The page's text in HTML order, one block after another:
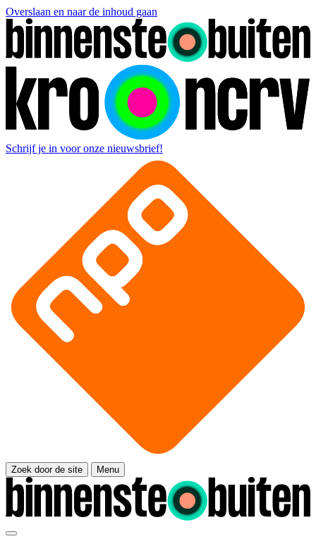
Overslaan en naar de inhoud gaan
Schrijf je in voor onze nieuwsbrief!
Zoek door de site Menu